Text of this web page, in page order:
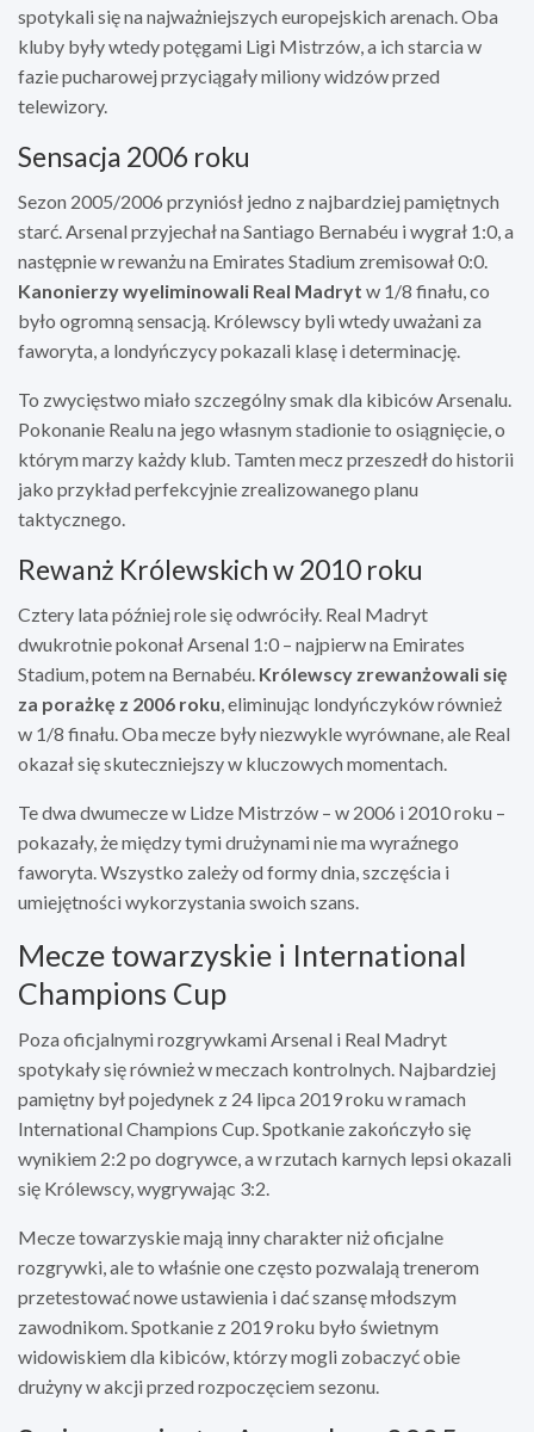
spotykali się na najważniejszych europejskich arenach. Oba
kluby były wtedy potęgami Ligi Mistrzów, a ich starcia w
fazie pucharowej przyciągały miliony widzów przed
telewizory.
Sensacja 2006 roku
Sezon 2005/2006 przyniósł jedno z najbardziej pamiętnych
starć. Arsenal przyjechał na Santiago Bernabéu i wygrał 1:0, a
następnie w rewanżu na Emirates Stadium zremisował 0:0.
Kanonierzy wyeliminowali Real Madryt w 1/8 finału, co
było ogromną sensacją. Królewscy byli wtedy uważani za
faworyta, a londyńczycy pokazali klasę i determinację.
To zwycięstwo miało szczególny smak dla kibiców Arsenalu.
Pokonanie Realu na jego własnym stadionie to osiągnięcie, o
którym marzy każdy klub. Tamten mecz przeszedł do historii
jako przykład perfekcyjnie zrealizowanego planu
taktycznego.
Rewanż Królewskich w 2010 roku
Cztery lata później role się odwróciły. Real Madryt
dwukrotnie pokonał Arsenal 1:0 – najpierw na Emirates
Stadium, potem na Bernabéu. Królewscy zrewanżowali się
za porażkę z 2006 roku, eliminując londyńczyków również
w 1/8 finału. Oba mecze były niezwykle wyrównane, ale Real
okazał się skuteczniejszy w kluczowych momentach.
Te dwa dwumecze w Lidze Mistrzów – w 2006 i 2010 roku –
pokazały, że między tymi drużynami nie ma wyraźnego
faworyta. Wszystko zależy od formy dnia, szczęścia i
umiejętności wykorzystania swoich szans.
Mecze towarzyskie i International
Champions Cup
Poza oficjalnymi rozgrywkami Arsenal i Real Madryt
spotykały się również w meczach kontrolnych. Najbardziej
pamiętny był pojedynek z 24 lipca 2019 roku w ramach
International Champions Cup. Spotkanie zakończyło się
wynikiem 2:2 po dogrywce, a w rzutach karnych lepsi okazali
się Królewscy, wygrywając 3:2.
Mecze towarzyskie mają inny charakter niż oficjalne
rozgrywki, ale to właśnie one często pozwalają trenerom
przetestować nowe ustawienia i dać szansę młodszym
zawodnikom. Spotkanie z 2019 roku było świetnym
widowiskiem dla kibiców, którzy mogli zobaczyć obie
drużyny w akcji przed rozpoczęciem sezonu.